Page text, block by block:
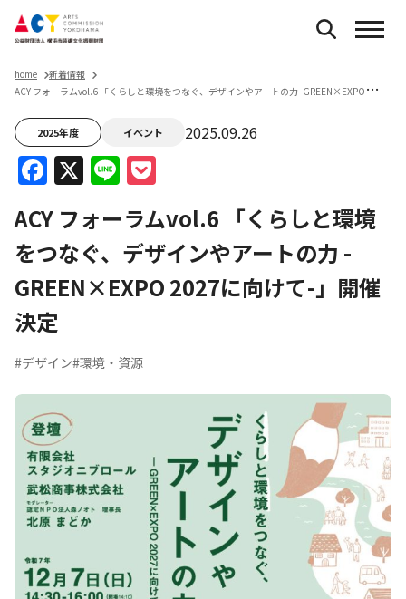
home 新着情報
A
CY フォーラムvol.6 「くらしと環境をつなぐ、デザインやアートの力 -GREEN×EXPO 2027に向けて-」開催決定
2025年度 イベント 2025.09.26
Facebook
X Line
ACY フォーラムvol.6 「くらしと環境
をつなぐ、デザインやアートの力 -
GREEN×EXPO 2027に向けて-」開催
決定
#デザイン#環境・資源